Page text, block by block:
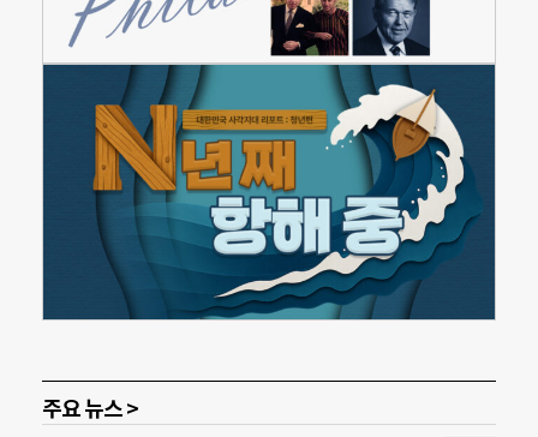
주요 뉴스 >